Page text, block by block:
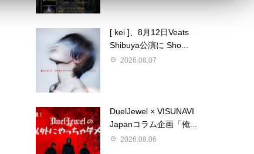
[ kei ]、8月12日Veats
Shibuya公演に Sho...
2026.08.07
DuelJewel × VISUNAVI
Japanコラム企画「俺...
2026.08.06